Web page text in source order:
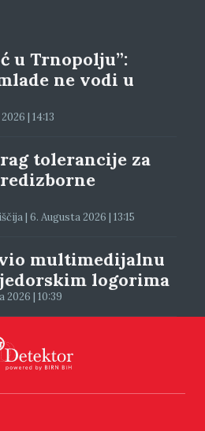
u Trnopolju”:
ne vodi u
| 14:13
tolerancije za
| 6. Augusta 2026 | 13:15
multimedijalnu
logorima
2026 | 10:39